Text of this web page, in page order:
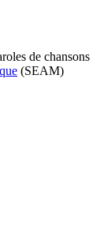
de chansons
(SEAM)